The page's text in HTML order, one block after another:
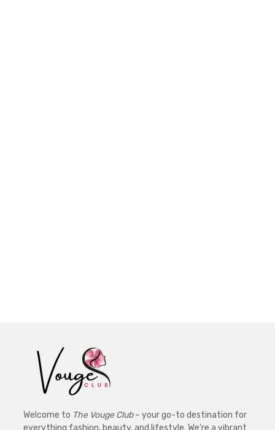
Welcome to The Vouge Club– your go-to destination for
everything fashion, beauty, and lifestyle. We’re a vibrant